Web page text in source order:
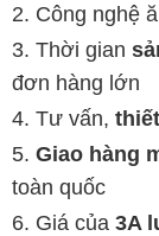
Công nghệ
Thời gian
đơn hàng lớn
Tư vấn,
Giao hàng
toàn quốc
Giá của 3A